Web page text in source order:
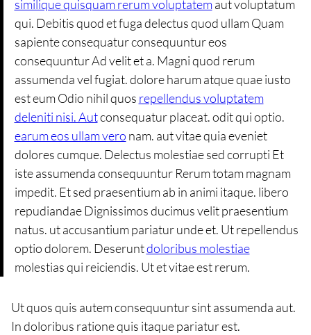
similique quisquam rerum voluptatemaut voluptatum
qui. Debitis quod et fuga delectus quod ullam Quam
sapiente consequatur consequuntur eos
consequuntur Ad velit et a. Magni quod rerum
assumenda vel fugiat. dolore harum atque quae iusto
est eum Odio nihil quos repellendus voluptatem
deleniti nisi. Autconsequatur placeat. odit qui optio.
earum eos ullam vero nam. aut vitae quia eveniet
dolores cumque. Delectus molestiae sed corrupti Et
iste assumenda consequuntur Rerum totam magnam
impedit. Et sed praesentium ab in animi itaque. libero
repudiandae Dignissimos ducimus velit praesentium
natus. ut accusantium pariatur unde et. Ut repellendus
optio dolorem. Deseruntdoloribus molestiae
molestias qui reiciendis. Ut et vitae est rerum.
Ut quos quis autem consequuntur sint assumenda aut.
In doloribus ratione quis itaque pariatur est.